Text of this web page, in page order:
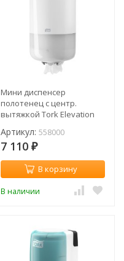
Мини диспенсер
полотенец с центр.
вытяжкой Tork Elevation
Артикул: 558000
7 110 ₽
В корзину
В наличии